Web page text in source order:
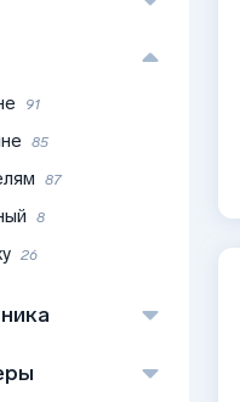
91
85
87
8
26